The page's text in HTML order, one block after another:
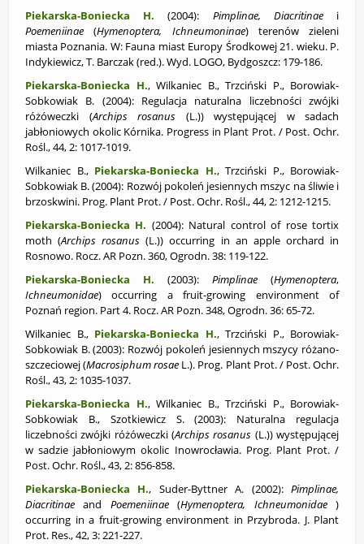
Piekarska-Boniecka H.
(2004): Pimplinae, Diacritinae i
Poemeniinae (Hymenoptera, Ichneumoninae) terenów zieleni
miasta Poznania. W: Fauna miast Europy Środkowej 21. wieku. P.
Indykiewicz, T. Barczak (red.). Wyd. LOGO, Bydgoszcz: 179-186.
Piekarska-Boniecka H., Wilkaniec B., Trzciński P., Borowiak-
Sobkowiak B. (2004): Regulacja naturalna liczebności zwójki
różóweczki (Archips rosanus (L.)) występującej w sadach
jabłoniowych okolic Kórnika. Progress in Plant Prot. / Post. Ochr.
Rośl., 44, 2: 1017-1019.
Wilkaniec B., Piekarska-Boniecka H., Trzciński P., Borowiak-
Sobkowiak B. (2004): Rozwój pokoleń jesiennych mszyc na śliwie i
brzoskwini. Prog. Plant Prot. / Post. Ochr. Rośl., 44, 2: 1212-1215.
Piekarska-Boniecka H. (2004): Natural control of rose tortix
moth (Archips rosanus(L.)) occurring in an apple orchard in
Rosnowo. Rocz. AR Pozn. 360, Ogrodn. 38: 119-122.
Piekarska-Boniecka H.
(2003): Pimplinae (Hymenoptera,
Ichneumonidae) occurring a fruit-growing environment of
Poznań region. Part 4. Rocz. AR Pozn. 348, Ogrodn. 36: 65-72.
Wilkaniec B., Piekarska-Boniecka H., Trzciński P., Borowiak-
Sobkowiak B. (2003): Rozwój pokoleń jesiennych mszycy różano-
szczeciowej (Macrosiphum rosae L.). Prog. Plant Prot. / Post. Ochr.
Rośl., 43, 2: 1035-1037.
Piekarska-Boniecka H., Wilkaniec B., Trzciński P., Borowiak-
Sobkowiak B., Szotkiewicz S. (2003):
Naturalna regulacja
liczebności zwójki różóweczki (Archips rosanus (L.)) występującej
w sadzie jabłoniowym okolic Inowrocławia. Prog. Plant Prot. /
Post. Ochr. Rośl., 43, 2: 856-858.
Piekarska-Boniecka H., Suder-Byttner A. (2002): Pimplinae,
Diacritinaeand Poemeniinae(Hymenoptera, Ichneumonidae)
occurring in a fruit-growing environment in Przybroda. J. Plant
Prot. Res., 42, 3: 221-227.